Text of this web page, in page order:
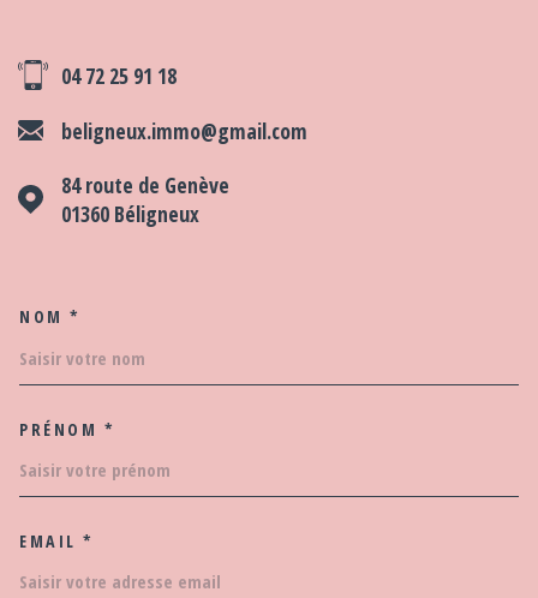
04 72 25 91 18
beligneux.immo@gmail.com
84 route de Genève
01360 Béligneux
NOM *
PRÉNOM *
EMAIL *